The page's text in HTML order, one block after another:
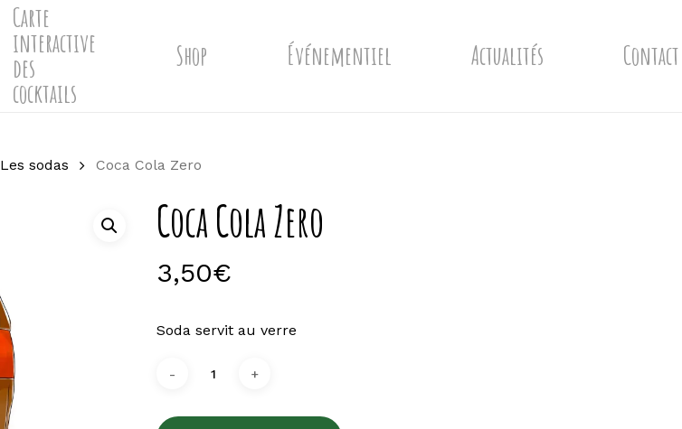
Carte
interactive
des
cocktails
Shop Événementiel Actualités Contact
Les sodas Coca Cola Zero
Coca Cola Zero
3,50€
Soda servit au verre